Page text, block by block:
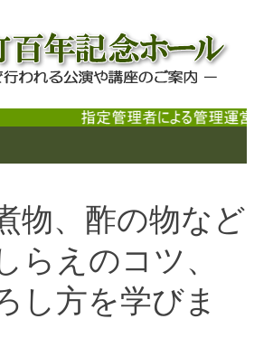
百年記念ホール
る公演や講座のご案内
物、酢の物など
らえのコツ、
し方を学びま